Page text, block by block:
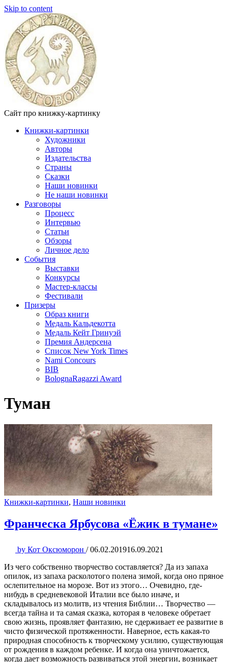
Skip to content
Сайт про книжку-картинку
Книжки-картинки
Художники
Авторы
Издательства
Страны
Сказки
Наши новинки
Не наши новинки
Разговоры
Процесс
Интервью
Статьи
Обзоры
Личное дело
События
Выставки
Конкурсы
Мастер-классы
Фестивали
Призеры
Образ книги
Медаль Кальдекотта
Медаль Кейт Гринуэй
Премия Андерсена
Список New York Times
Nami Concours
BIB
BolognaRagazzi Award
Туман
Книжки-картинки, Наши новинки
Франческа Ярбусова «Ёжик в тумане»
by Кот Оксюморон / 06.02.201916.09.2021
Из чего собственно творчество составляется? Да из запаха
опилок, из запаха расколотого полена зимой, когда оно пряное
ослепительное на морозе. Вот из этого… Очевидно, где-
нибудь в средневековой Италии все было иначе, и
складывалось из молитв, из чтения Библии… Творчество —
всегда тайна и та самая сказка, которая в человеке обретает
свою жизнь, проявляет фантазию, не сдерживает ее развитие в
чисто физической протяженности. Наверное, есть какая-то
природная способность к творческому усилию, существующая
от рождения в каждом ребенке. И когда она уничтожается,
когда дает возможность развиваться этой энергии, возникает